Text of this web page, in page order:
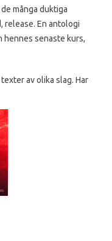
många duktiga
release. En antologi
hennes senaste kurs,
av olika slag. Har